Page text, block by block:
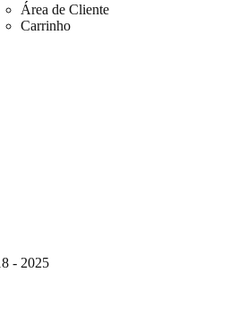
Área de Cliente
Carrinho
- 2025